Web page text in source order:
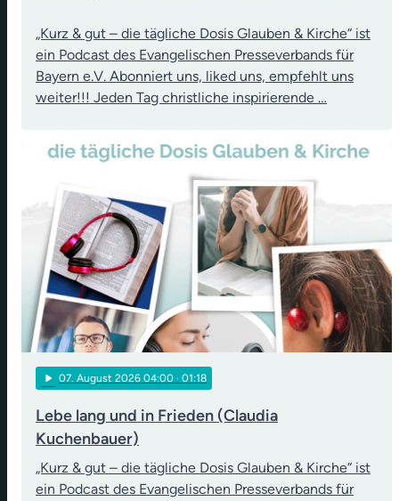
„Kurz & gut – die tägliche Dosis Glauben & Kirche“ ist
ein Podcast des Evangelischen Presseverbands für
Bayern e.V. Abonniert uns, liked uns, empfehlt uns
weiter!!! Jeden Tag christliche inspirierende …
play_arrow 07. August 2026 04:00 · 01:18
Lebe lang und in Frieden (Claudia
Kuchenbauer)
„Kurz & gut – die tägliche Dosis Glauben & Kirche“ ist
ein Podcast des Evangelischen Presseverbands für